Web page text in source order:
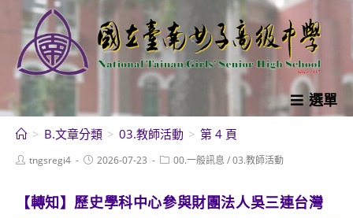
內
選單
> B.文章分類 > 03.教師活動 > 第 4 頁
Posttngsregi4
Post2026-07-23
Post00.一般訊息 /03.教師活動
【轉知】歷史學科中心參與財團法人吳三連台灣